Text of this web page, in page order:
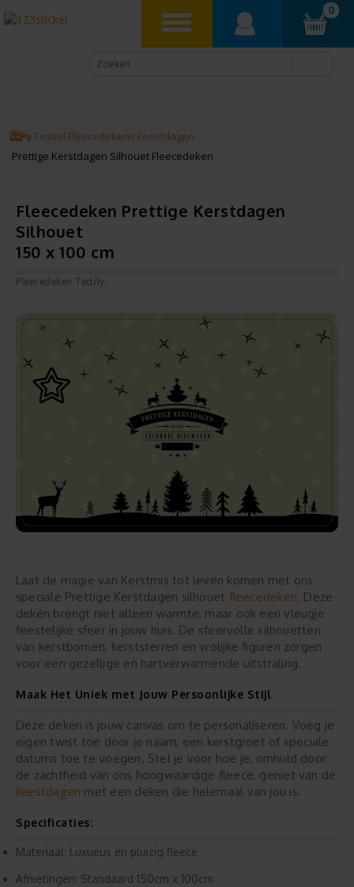
0
Textiel Fleecedekens Feestdagen
Prettige Kerstdagen Silhouet Fleecedeken
Fleecedeken Prettige Kerstdagen
Silhouet
150 x 100 cm
Fleecedeken Teddy
Laat de magie van Kerstmis tot leven komen met ons
speciale Prettige Kerstdagen silhouet fleecedeken. Deze
deken brengt niet alleen warmte, maar ook een vleugje
feestelijke sfeer in jouw huis. De sfeervolle silhouetten
van kerstbomen, kerststerren en vrolijke figuren zorgen
voor een gezellige en hartverwarmende uitstraling.
Maak Het Uniek met Jouw Persoonlijke Stijl
Deze deken is jouw canvas om te personaliseren. Voeg je
eigen twist toe door je naam, een kerstgroet of speciale
datums toe te voegen. Stel je voor hoe je, omhuld door
de zachtheid van ons hoogwaardige fleece, geniet van de
feestdagen met een deken die helemaal van jou is.
Specificaties:
Materiaal: Luxueus en pluizig fleece
Afmetingen: Standaard 150cm x 100cm